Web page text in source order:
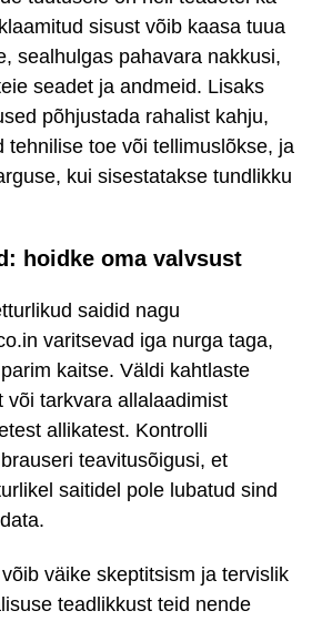
sisust võib kaasa tuua
sealhulgas pahavara nakkusi,
seadet ja andmeid. Lisaks
põhjustada rahalist kahju,
tehnilise toe või tellimuslõkse, ja
kui sisestatakse tundlikku
hoidke oma valvsust
saidid nagu
varitsevad iga nurga taga,
kaitse. Väldi kahtlaste
või tarkvara allalaadimist
allikatest. Kontrolli
teavitusõigusi, et
saitidel pole lubatud sind
väike skeptitsism ja tervislik
teadlikkust teid nende